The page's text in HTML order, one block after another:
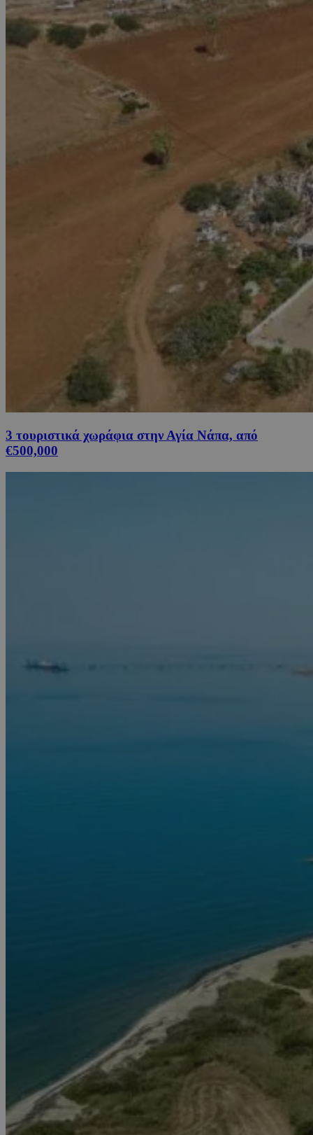
3 τουριστικά χωράφια στην Αγία Νάπα, από
€500,000